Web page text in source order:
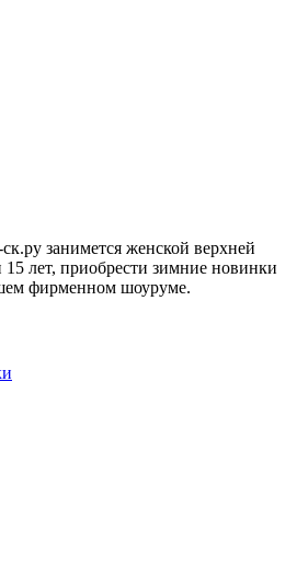
занимется женской верхней
лет, приобрести зимние новинки
фирменном шоуруме.